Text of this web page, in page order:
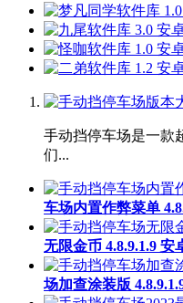
手动挡停车场是一款
们...
车场内置作弊菜单
无限金币 4.8.9.1.9 安
场加查涂装版